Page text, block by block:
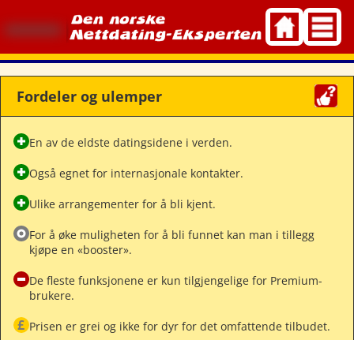
content
Fordeler og ulemper
En av de eldste datingsidene i verden.
Også egnet for internasjonale kontakter.
Ulike arrangementer for å bli kjent.
For å øke muligheten for å bli funnet kan man i tillegg
kjøpe en «booster».
De fleste funksjonene er kun tilgjengelige for Premium-
brukere.
Prisen er grei og ikke for dyr for det omfattende tilbudet.